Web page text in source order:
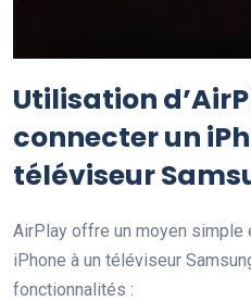
Utilisation
connecter un
téléviseur
AirPlay offre un moyen
iPhone à un téléviseur
fonctionnalités :